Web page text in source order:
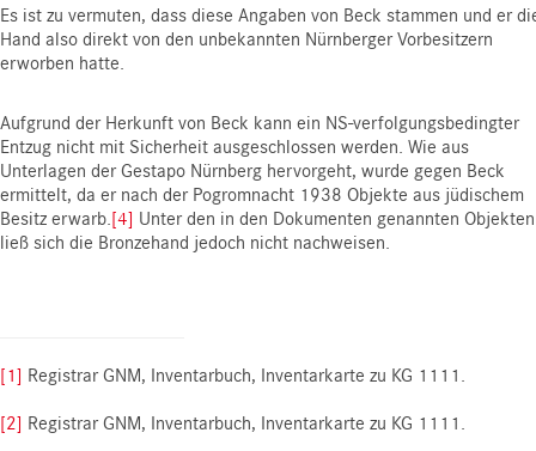
Es ist zu vermuten, dass diese Angaben von Beck stammen und er
Hand also direkt von den unbekannten Nürnberger Vorbesitzern
erworben hatte.
Aufgrund der Herkunft von Beck kann ein NS-verfolgungsbedingter
Entzug nicht mit Sicherheit ausgeschlossen werden. Wie aus
Unterlagen der Gestapo Nürnberg hervorgeht, wurde gegen Beck
ermittelt, da er nach der Pogromnacht 1938 Objekte aus jüdischem
Besitz erwarb.[4] Unter den in den Dokumenten genannten Objekten
ließ sich die Bronzehand jedoch nicht nachweisen.
[1] Registrar GNM, Inventarbuch, Inventarkarte zu KG 1111.
[2] Registrar GNM, Inventarbuch, Inventarkarte zu KG 1111.